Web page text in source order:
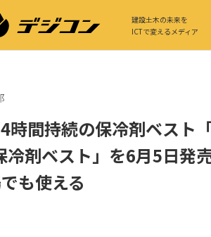
建設土木の未来を
ICTで変えるメディア
時間持続の保冷剤ベスト
冷剤ベスト」を6月5日発
も使える